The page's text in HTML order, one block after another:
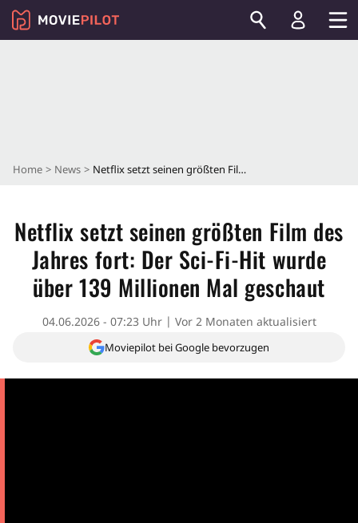
Home News Netflix setzt seinen größten Film des Jahres fort: Der Sci-Fi-Hit wurde über 139 Millionen Mal geschaut
Netflix setzt seinen größten Film des
Jahres fort: Der Sci-Fi-Hit wurde
über 139 Millionen Mal geschaut
04.06.2026 - 07:23 Uhr Vor 2 Monaten aktualisiert
Moviepilot bei Google bevorzugen